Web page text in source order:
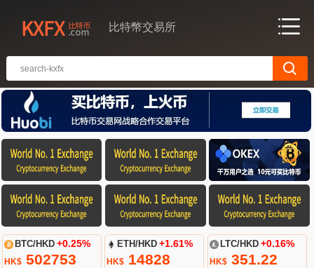
比特幣交易所
BTC/HKD +0.25%
HK$502753
ETH/HKD +1.61%
HK$ 14828
LTC/HKD +0.16%
HK$351.22